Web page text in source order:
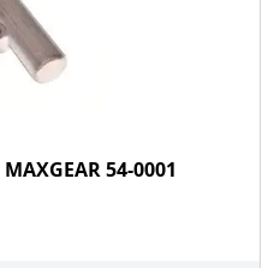
MAXGEAR54-0001